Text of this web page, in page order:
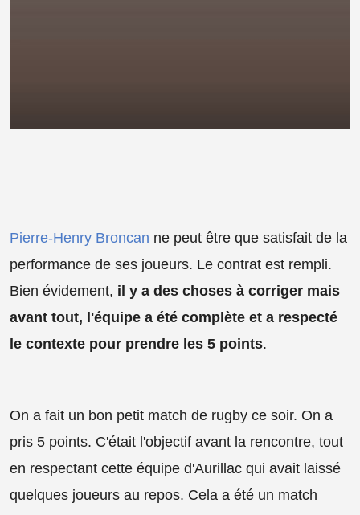
Pierre-Henry Broncan ne peut être que satisfait de la
performance de ses joueurs. Le contrat est rempli.
Bien évidement, il y a des choses à corriger mais
avant tout, l'équipe a été complète et a respecté
le contexte pour prendre les 5 points.
On a fait un bon petit match de rugby ce soir. On a
pris 5 points. C'était l'objectif avant la rencontre, tout
en respectant cette équipe d'Aurillac qui avait laissé
quelques joueurs au repos. Cela a été un match